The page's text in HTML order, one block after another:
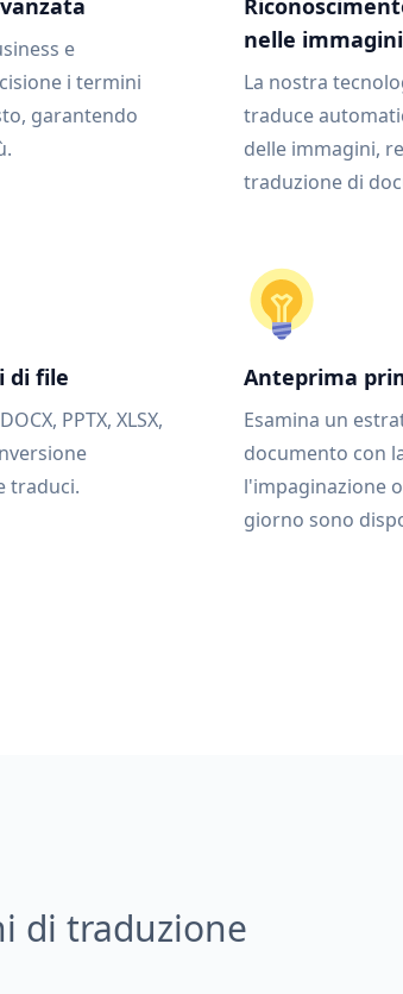
e
i termini
garantendo
nelle immagini
La nostra
traduce
delle immagini,
traduzione di
di file
PPTX, XLSX,
traduci.
Anteprima
Esamina un
documento con
l'impaginazione
giorno sono
di traduzione